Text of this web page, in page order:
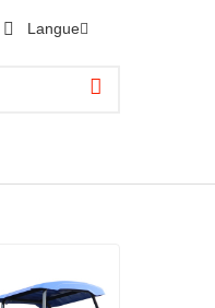
Langue